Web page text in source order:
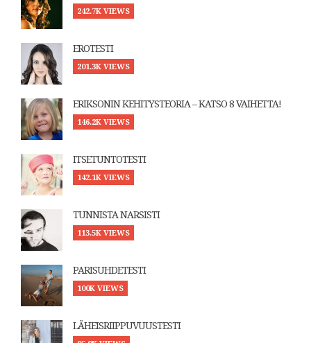
242.7K VIEWS
EROTESTI
201.3K VIEWS
ERIKSONIN KEHITYSTEORIA – KATSO 8 VAIHETTA!
146.2K VIEWS
ITSETUNTOTESTI
142.1K VIEWS
TUNNISTA NARSISTI
113.5K VIEWS
PARISUHDETESTI
100K VIEWS
LÄHEISRIIPPUVUUSTESTI